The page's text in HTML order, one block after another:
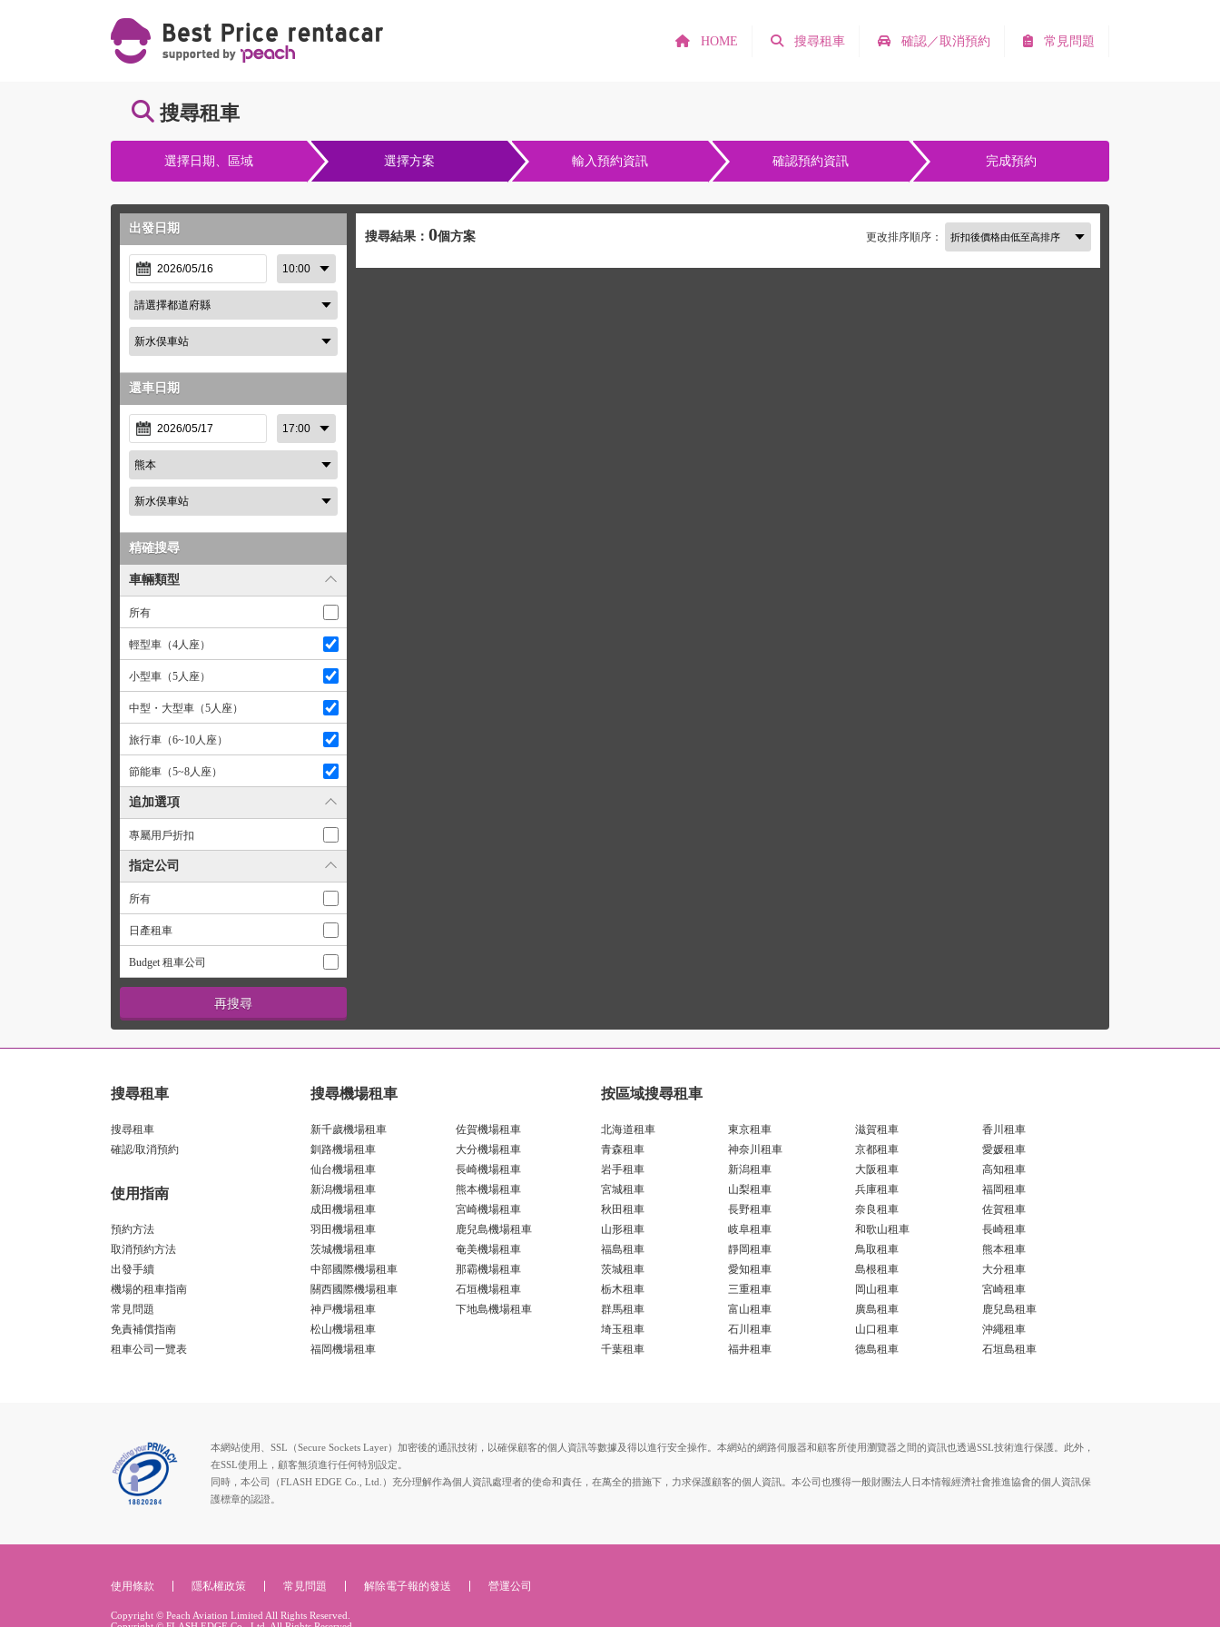
常見問題
確認／取消預約
搜尋租車
HOME
搜尋租車
選擇日期、區域 選擇方案 輸入預約資訊 確認預約資訊 完成預約
出發日期
還車日期
精確搜尋
車輛類型
所有
輕型車（4人座）
小型車（5人座）
中型・大型車（5人座）
旅行車（6~10人座）
節能車（5~8人座）
追加選項
專屬用戶折扣
指定公司
所有
日產租車
Budget 租車公司
搜尋結果： 0個方案 更改排序順序：
搜尋租車
搜尋租車
確認/取消預約
使用指南
預約方法
取消預約方法
出發手續
機場的租車指南
常見問題
免責補償指南
租車公司一覽表
搜尋機場租車
新千歲機場租車
釧路機場租車
仙台機場租車
新潟機場租車
成田機場租車
羽田機場租車
茨城機場租車
中部國際機場租車
關西國際機場租車
神戸機場租車
松山機場租車
福岡機場租車
佐賀機場租車
大分機場租車
長崎機場租車
熊本機場租車
宮崎機場租車
鹿兒島機場租車
奄美機場租車
那霸機場租車
石垣機場租車
下地島機場租車
按區域搜尋租車
北海道租車
青森租車
岩手租車
宮城租車
秋田租車
山形租車
福島租車
茨城租車
栃木租車
群馬租車
埼玉租車
千葉租車
東京租車
神奈川租車
新潟租車
山梨租車
長野租車
岐阜租車
靜岡租車
愛知租車
三重租車
富山租車
石川租車
福井租車
滋賀租車
京都租車
大阪租車
兵庫租車
奈良租車
和歌山租車
鳥取租車
島根租車
岡山租車
廣島租車
山口租車
德島租車
香川租車
愛媛租車
高知租車
福岡租車
佐賀租車
長崎租車
熊本租車
大分租車
宮崎租車
鹿兒島租車
沖繩租車
石垣島租車
本網站使用、SSL（Secure Sockets Layer）加密後的通訊技術，以確保顧客的個人資訊等數據及得以進行安全操作。本網站的網路伺服器和顧客所使用瀏覽器之間的資訊也透過SSL技術進行保護。此外，
在SSL使用上，顧客無須進行任何特別設定。
同時，本公司（FLASH EDGE Co., Ltd.）充分理解作為個人資訊處理者的使命和責任，在萬全的措施下，力求保護顧客的個人資訊。本公司也獲得一般財團法人日本情報經濟社會推進協會的個人資訊保
護標章的認證。
使用條款 隱私權政策 常見問題 解除電子報的發送 營運公司
Copyright © Peach Aviation Limited All Rights Reserved.